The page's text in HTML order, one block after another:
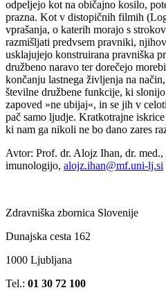
odpeljejo kot na običajno kosilo,
prazna. Kot v distopičnih filmih
vprašanja, o katerih morajo s
razmišljati predvsem pravniki,
usklajujejo konstruirana pravniška
družbeno naravo ter dorečejo
končanju lastnega življenja na
številne družbene funkcije, ki
zapoved »ne ubijaj«, in se jih v
pač samo ljudje. Kratkotrajne
ki nam ga nikoli ne bo dano zares
Avtor: Prof. dr. Alojz Ihan, dr.
imunologijo, alojz.ihan@mf.uni-lj.si
Zdravniška zbornica Slovenije
Dunajska cesta 162
1000 Ljubljana
Tel.: 01 30 72 100